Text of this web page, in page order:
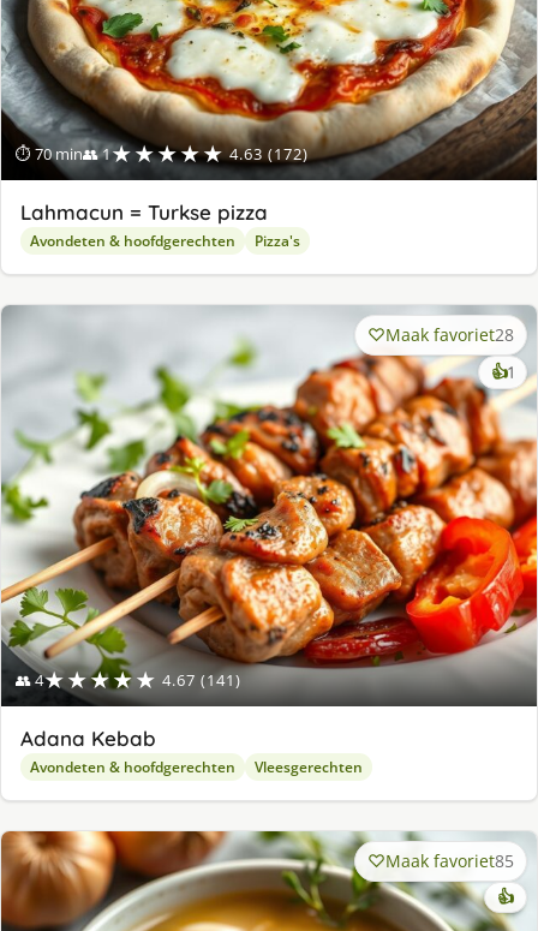
⏱ 70 min👥 1★★★★★ 4.63 (172)
Lahmacun = Turkse pizza
Avondeten & hoofdgerechten Pizza's
👥 4★★★★★ 4.67 (141)
Maak favoriet28
👍1
Adana Kebab
Avondeten & hoofdgerechten Vleesgerechten
Maak favoriet85
👍